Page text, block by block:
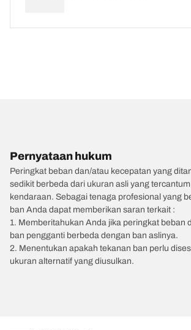
Pernyataan hukum
Peringkat beban dan/atau kecepatan yang
sedikit berbeda dari ukuran asli yang tercantum
kendaraan. Sebagai tenaga profesional yang
ban Anda dapat memberikan saran terkait :
1. Memberitahukan Anda jika peringkat beban
ban pengganti berbeda dengan ban aslinya.
2. Menentukan apakah tekanan ban perlu
ukuran alternatif yang diusulkan.